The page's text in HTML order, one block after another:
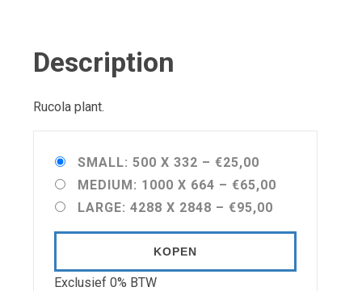
Description
Rucola plant.
SMALL: 500 X 332 – €25,00
MEDIUM: 1000 X 664 – €65,00
LARGE: 4288 X 2848 – €95,00
KOPEN
Exclusief 0% BTW